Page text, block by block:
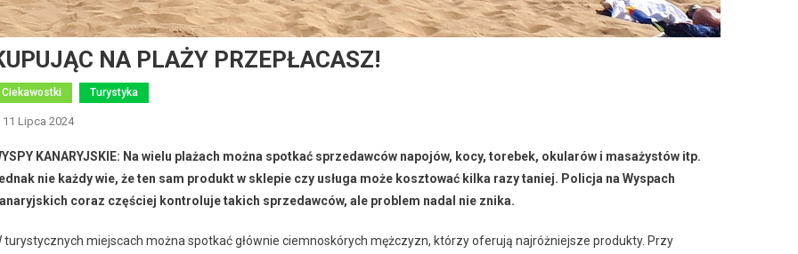
NA PLAŻY PRZEPŁACASZ!
Ciekawostki Turystyka
11 Lipca 2024
KANARYJSKIE: Na wielu plażach można spotkać sprzedawców napojów, kocy, torebek, okularów i masażystów itp.
nie każdy wie, że ten sam produkt w sklepie czy usługa może kosztować kilka razy taniej. Policja na Wyspach
coraz częściej kontroluje takich sprzedawców, ale problem nadal nie znika.
turystycznych miejscach można spotkać głównie ciemnoskórych mężczyzn, którzy oferują najróżniejsze produkty. Przy